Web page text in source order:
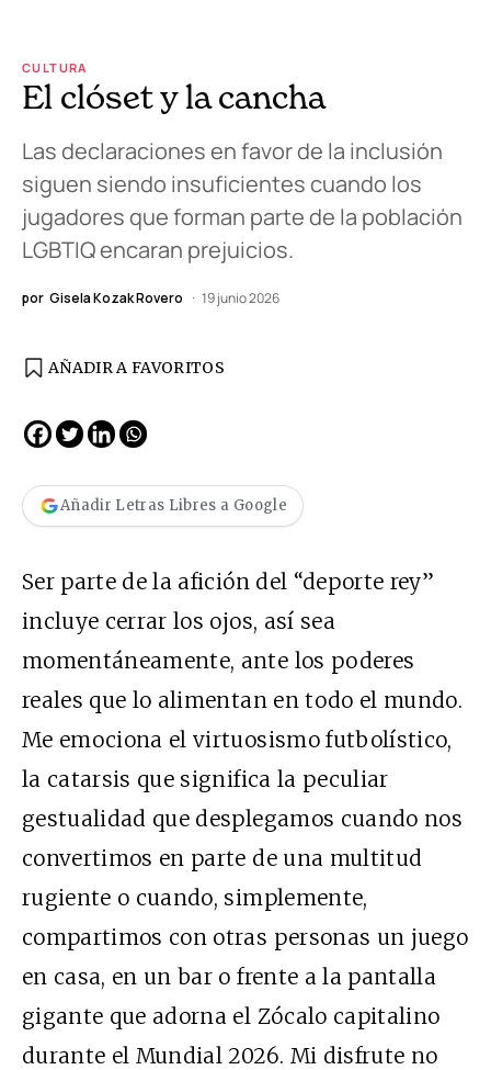
CULTURA
El clóset y la cancha
Las declaraciones en favor de la inclusión
siguen siendo insuficientes cuando los
jugadores que forman parte de la población
LGBTIQ encaran prejuicios.
por Gisela Kozak Rovero 19 junio 2026
AÑADIR A FAVORITOS
Añadir Letras Libres a Google
Ser parte de la afición del “deporte rey”
incluye cerrar los ojos, así sea
momentáneamente, ante los poderes
reales que lo alimentan en todo el mundo.
Me emociona el virtuosismo futbolístico,
la catarsis que significa la peculiar
gestualidad que desplegamos cuando nos
convertimos en parte de una multitud
rugiente o cuando, simplemente,
compartimos con otras personas un juego
en casa, en un bar o frente a la pantalla
gigante que adorna el Zócalo capitalino
durante el Mundial 2026. Mi disfrute no